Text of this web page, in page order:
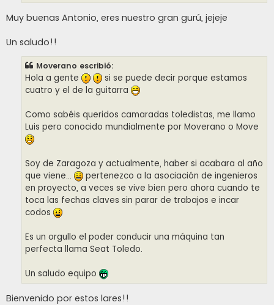
Muy buenas Antonio, eres nuestro gran gurú, jejeje
Un saludo!!
Moverano escribió:
Hola a gente
si se puede decir porque estamos
cuatro y el de la guitarra
Como sabéis queridos camaradas toledistas, me llamo
Luis pero conocido mundialmente por Moverano o Move
Soy de Zaragoza y actualmente, haber si acabara al año
que viene...
pertenezco a la asociación de ingenieros
en proyecto, a veces se vive bien pero ahora cuando te
toca las fechas claves sin parar de trabajos e incar
codos
Es un orgullo el poder conducir una máquina tan
perfecta llama Seat Toledo.
Un saludo equipo
Bienvenido por estos lares!!